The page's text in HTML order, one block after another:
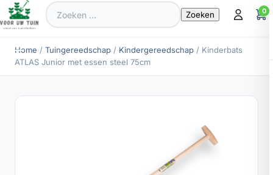
Zoeken
naar:
0
Home / Tuingereedschap / Kindergereedschap / Kinderbats
ATLAS Junior met essen steel 75cm